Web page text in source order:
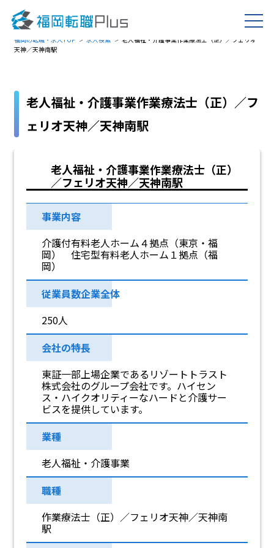
福岡の転職・求人TOP 求人検索
老人福祉・介護事業作業療法士（正）／フェリオ
天神／天神南駅
老人福祉・介護事業作業療法士（正）／フ
ェリオ天神／天神南駅
老人福祉・介護事業作業療法士（正）
／フェリオ天神／天神南駅
事業内容
介護付有料老人ホーム４拠点（東京・福
岡） 住宅型有料老人ホーム１拠点（福
岡）
従業員数企業全体
250人
会社の特長
東証一部上場企業であるリゾートトラスト
株式会社のグループ会社です。ハイセン
ス・ハイクオリティーなハードと介護サー
ビスを提供しています。
業種
老人福祉・介護事業
職種
作業療法士（正）／フェリオ天神／天神南
駅